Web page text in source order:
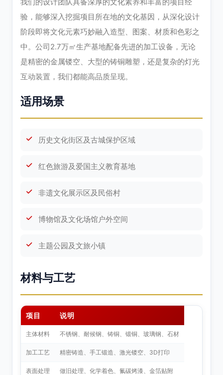
验，能够深入挖掘项目所在地的文化基因，从深化设计
阶段即将文化元素巧妙融入造型、图案、材质和色彩之
中。公司2.7万㎡生产基地配备先进的加工设备，无论
是精密的金属镂空、大型的铸铜雕塑，还是复杂的灯光
互动装置，我们都能高品质呈现。
适用场景
历史文化街区及古城保护区域
红色旅游及爱国主义教育基地
非遗文化展示区及民俗村
博物馆及文化场馆户外空间
主题公园及文旅小镇
材料与工艺
项目 说明
主体材料 不锈钢、耐候钢、铸铜、锻铜、玻璃钢、石材
加工工艺 精密铸造、手工锻造、激光镂空、3D打印
表面处理 做旧处理、化学着色、氟碳烤漆、金箔贴附